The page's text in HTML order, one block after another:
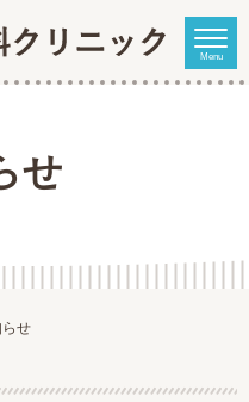
Menu
せ
せ